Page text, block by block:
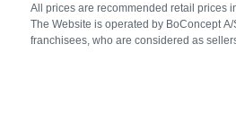
All prices are recommended retail prices
The Website is operated by BoConcept
franchisees, who are considered as